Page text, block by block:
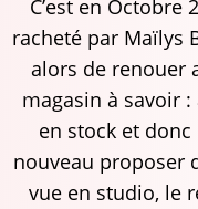
C’est en Octobre
racheté par Maïlys
alors de renouer
magasin à savoir
en stock et
nouveau proposer
vue en studio, le